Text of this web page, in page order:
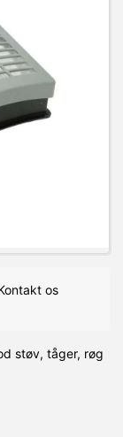
os
støv, tåger, røg